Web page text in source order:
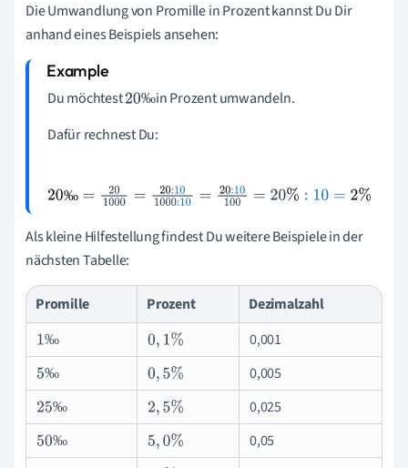
Die Umwandlung von Promille in Prozent kannst Du Dir
anhand eines Beispiels ansehen:
Du möchtest ‰
20
‰
in Prozent umwandeln.
Dafür rechnest Du:
‰
20‰ =20 1000 =20 :101000 10 =20:10 100=20%: 10= 2%
Als kleine Hilfestellung findest Du weitere Beispiele in der
nächsten Tabelle:
Promille Prozent Dezimalzahl
‰
1‰ 0,1% 0,001
‰
5‰ 0,5% 0,005
‰
25‰ 2,5% 0,025
‰
50‰ 5,0% 0,05